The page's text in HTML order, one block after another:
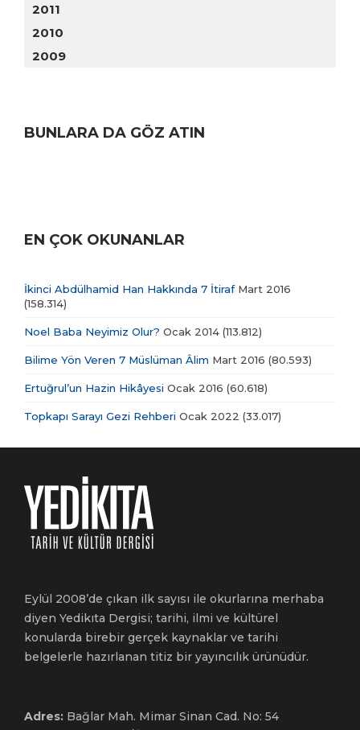
2011
2010
2009
BUNLARA DA GÖZ ATIN
EN ÇOK OKUNANLAR
İkinci Abdülhamid Han Hakkında 7 İtirafMart 2016
(158.314)
Noel Baba Neyimiz Olur? Ocak 2014 (113.812)
Bilime Yön Veren 7 Müslüman Âlim Mart 2016 (80.593)
Ertuğrul’un Hazin Hikâyesi Ocak 2016 (60.618)
Topkapı Sarayı Gezi Rehberi Ocak 2022 (33.017)
Eylül 2008’de çıkan ilk sayısı ile okurlarına merhaba
diyen Yedikıta Dergisi; tarihi, ilmi ve kültürel
konularda birebir gerçek kaynaklar ve tarihi
belgelerle hazırlanan titiz bir yayıncılık ürünüdür.
Adres: Bağlar Mah. Mimar Sinan Cad. No: 54